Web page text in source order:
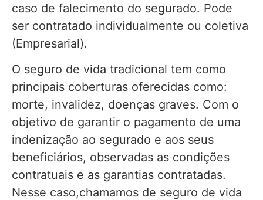
caso de falecimento do segurado. Pode
ser contratado individualmente ou coletiva
(Empresarial).
O seguro de vida tradicional tem como
principais coberturas oferecidas como:
morte, invalidez, doenças graves. Com o
objetivo de garantir o pagamento de uma
indenização ao segurado e aos seus
beneficiários, observadas as condições
contratuais e as garantias contratadas.
Nesse caso,chamamos de seguro de vida